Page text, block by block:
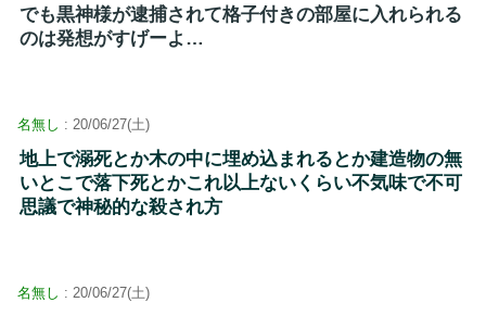
でも黒神様が逮捕されて格子付きの部屋に入れられる
のは発想がすげーよ…
名無し : 20/06/27(土)
地上で溺死とか木の中に埋め込まれるとか建造物の無
いとこで落下死とかこれ以上ないくらい不気味で不可
思議で神秘的な殺され方
名無し : 20/06/27(土)